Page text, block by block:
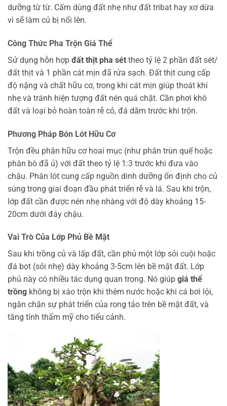
dưỡng từ từ. Cấm dùng đất nhẹ như đất tribat hay xơ dừa
vì sẽ làm củ bị nổi lên.
Công Thức Pha Trộn Giá Thể
Sử dụng hỗn hợp đất thịt pha sét theo tỷ lệ 2 phần đất sét/
đất thịt và 1 phần cát mịn đã rửa sạch. Đất thịt cung cấp
độ nặng và chất hữu cơ, trong khi cát mịn giúp thoát khí
nhẹ và tránh hiện tượng đất nén quá chặt. Cần phơi khô
đất và loại bỏ hoàn toàn rễ cỏ, đá dăm trước khi trộn.
Phương Pháp Bón Lót Hữu Cơ
Trộn đều phân hữu cơ hoai mục (như phân trùn quế hoặc
phân bò đã ủ) với đất theo tỷ lệ 1:3 trước khi đưa vào
chậu. Phân lót cung cấp nguồn dinh dưỡng ổn định cho củ
súng trong giai đoạn đầu phát triển rễ và lá. Sau khi trộn,
lớp đất cần được nén nhẹ nhàng với độ dày khoảng 15-
20cm dưới đáy chậu.
Vai Trò Của Lớp Phủ Bề Mặt
Sau khi trồng củ và lấp đất, cần phủ một lớp sỏi cuội hoặc
đá bọt (sỏi nhẹ) dày khoảng 3-5cm lên bề mặt đất. Lớp
phủ này có nhiều tác dụng quan trọng. Nó giúp giá thể
trồng không bị xáo trộn khi thêm nước hoặc khi cá bơi lội,
ngăn chặn sự phát triển của rong tảo trên bề mặt đất, và
tăng tính thẩm mỹ cho tiểu cảnh.